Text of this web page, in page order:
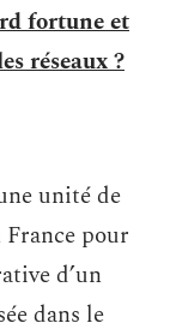
fortune et
réseaux ?
unité de
pour
d’un
dans le